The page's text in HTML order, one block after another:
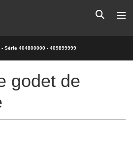
- Série 404800000 - 409899999
godet de